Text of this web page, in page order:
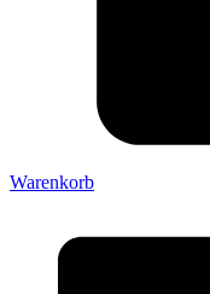
Warenkorb